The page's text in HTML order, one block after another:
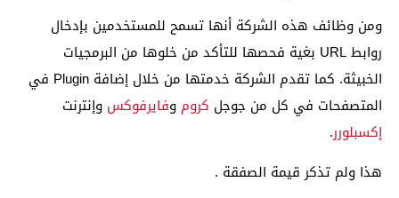
ومن وظائف هذه الشركة أنها تسمح للمستخدمين بإدخال
روابط URL بغية فحصها للتأكد من خلوها من البرمجيات
الخبيثة. كما تقدم الشركة خدمتها من خلال إضافة Plugin في
المتصفحات في كل من جوجل كروم وفايرفوكس وإنترنت
إكسبلورر.
هذا ولم تذكر قيمة الصفقة .